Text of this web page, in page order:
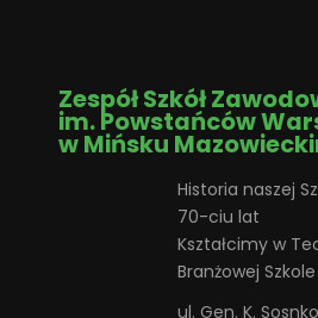
Zespół Szkół
im. Powstańców
w Mińsku
Historia naszej
70-ciu lat
Kształcimy w
Branżowej
ul. Gen. K.